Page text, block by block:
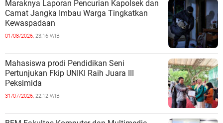
Maraknya Laporan Pencurian Kapolsek dan
Camat Jangka Imbau Warga Tingkatkan
Kewaspadaan
01/08/2026, 23:16 WIB
Mahasiswa prodi Pendidikan Seni
Pertunjukan Fkip UNIKI Raih Juara III
Peksimida
31/07/2026, 22:12 WIB